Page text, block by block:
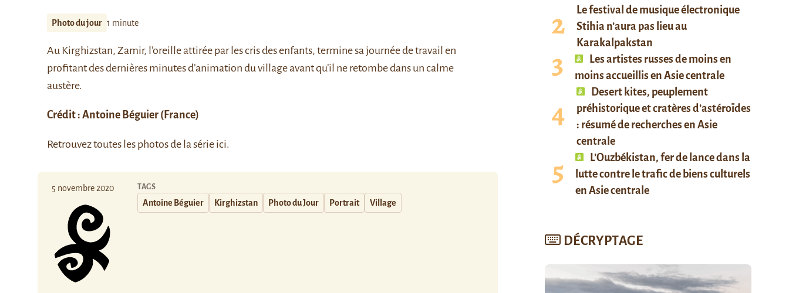
Photo du jour 1 minute
Au Kirghizstan, Zamir, l’oreille attirée par les cris des enfants, termine sa journée de travail en
profitant des dernières minutes d’animation du village avant qu’il ne retombe dans un calme
austère.
Crédit : Antoine Béguier (France)
Retrouvez toutes les photos de la série ici.
5 novembre 2020 TAGS
Antoine Béguier Kirghizstan Photo du Jour Portrait Village
Le festival de musique électronique
Stihia n’aura pas lieu au
Karakalpakstan
Les artistes russes de moins en
moins accueillis en Asie centrale
Desert kites, peuplement
préhistorique et cratères d’astéroïdes
: résumé de recherches en Asie
centrale
L’Ouzbékistan, fer de lance dans la
lutte contre le trafic de biens culturels
en Asie centrale
DÉCRYPTAGE